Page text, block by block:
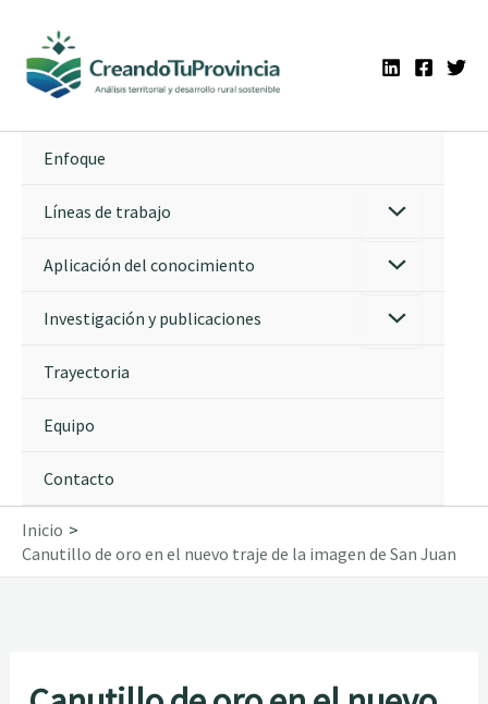
contenido
Enfoque
Líneas de trabajo
Aplicación del conocimiento
Investigación y publicaciones
Trayectoria
Equipo
Contacto
Inicio
Canutillo de oro en el nuevo traje de la imagen de San Juan